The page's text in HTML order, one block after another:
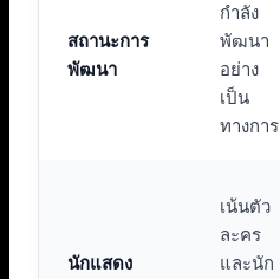
สถานะการ
พัฒนา
กำลัง
พัฒนา
อย่าง
เป็น
ทางการ
นักแสดง
เน้นตัว
ละคร
และนัก